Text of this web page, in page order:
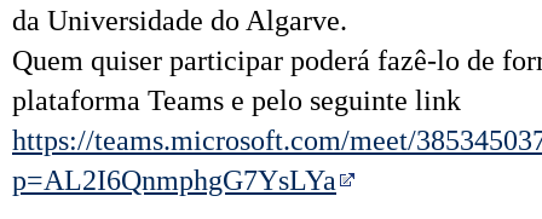
da Universidade do Algarve.
Quem quiser participar poderá fazê-lo de
plataforma Teams e pelo seguinte link
https://teams.microsoft.com/meet/
p=AL2I6QnmphgG7YsLYa